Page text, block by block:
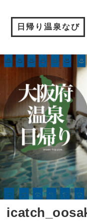
日帰り温泉なび